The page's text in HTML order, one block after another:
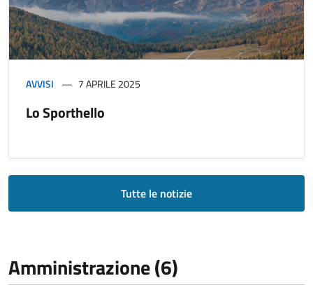
AVVISI 7 APRILE 2025
Lo Sporthello
Tutte le notizie
Amministrazione (6)